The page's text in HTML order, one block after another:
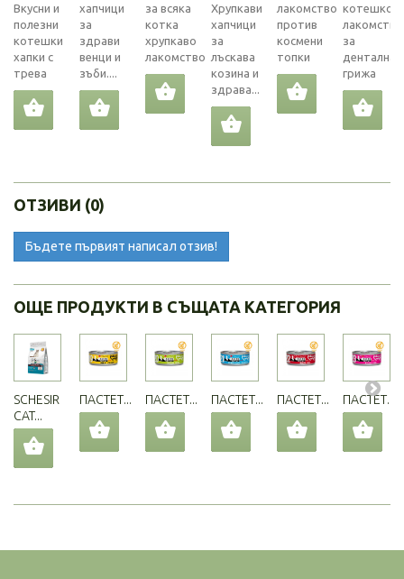
Вкусни и
полезни
котешки
хапки с
трева
хапчици
за
здрави
венци и
зъби....
за всяка
котка
хрупкаво
лакомство
Хрупкави
хапчици
за
лъскава
козина и
здрава...
лакомство
против
космени
топки
котешко
лакомство
за
дентална
грижа
ОТЗИВИ (0)
Бъдете първият написал отзив!
ОЩЕ ПРОДУКТИ В СЪЩАТА КАТЕГОРИЯ
SCHESIR
CAT...
ПАСТЕТ... ПАСТЕТ... ПАСТЕТ... ПАСТЕТ... ПАСТЕТ...